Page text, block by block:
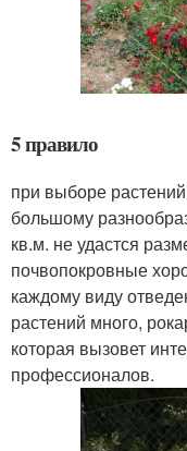
5 правило
при выборе
большому
кв.м. не удастся
почвопокровные
каждому виду
растений много,
которая вызовет
профессионалов.